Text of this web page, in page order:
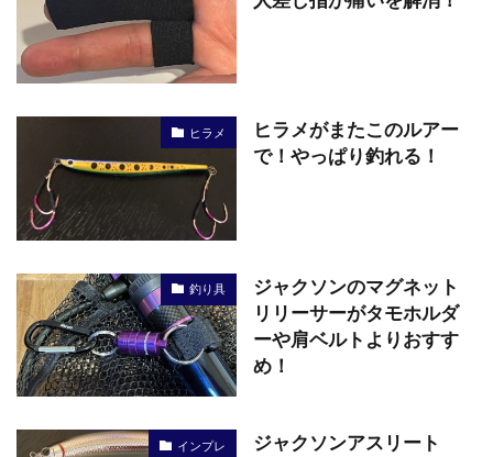
ヒラメ
ヒラメがまたこのルアー
で！やっぱり釣れる！
釣り具
ジャクソンのマグネット
リリーサーがタモホルダ
ーや肩ベルトよりおすす
め！
インプレ
ジャクソンアスリート